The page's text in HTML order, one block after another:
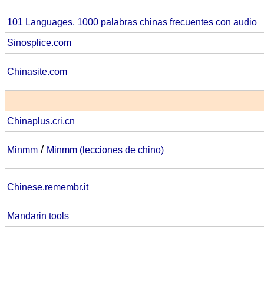
101 Languages. 1000 palabras chinas frecuentes con audio
Sinosplice.com
Chinasite.com
Chinaplus.cri.cn
Minmm / Minmm (lecciones de chino)
Chinese.remembr.it
Mandarin tools